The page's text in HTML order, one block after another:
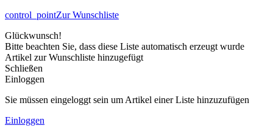
control_pointZur Wunschliste
Glückwunsch!
Bitte beachten Sie, dass diese Liste automatisch erzeugt wurde
Artikel zur Wunschliste hinzugefügt
Schließen
Einloggen
Sie müssen eingeloggt sein um Artikel einer Liste hinzuzufügen
Einloggen